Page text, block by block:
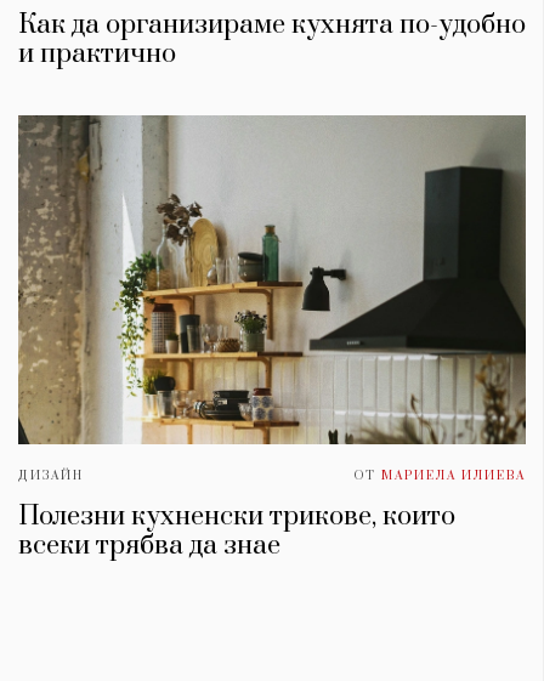
Как да организираме кухнята по-удобно
и практично
ДИЗАЙН ОТ МАРИЕЛА ИЛИЕВА
Полезни кухненски трикове, които
всеки трябва да знае